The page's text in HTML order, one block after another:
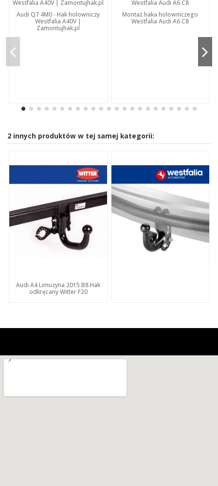
Audi Q7 4M0 - Hak holowniczy
Westfalia A40V |
Zamontujhak.pl
Montaż haka holowniczego
Westfalia Audi A6 C8
2 innych produktów w tej samej kategorii:
Audi A4 Limuzyna 2015 B8 Hak
odkręcany Witter F20